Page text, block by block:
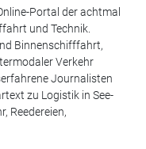
Portal der achtmal
und Technik.
Binnenschifffahrt,
Verkehr
Journalisten
zu Logistik in See-
Reedereien,